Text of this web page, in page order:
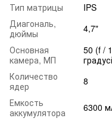
Тип матрицы
IPS
Диагональ,
дюймы
4,7"
Основная
камера, МП
50 (f /
Количество
ядер
8
Емкость
аккумулятора
6300